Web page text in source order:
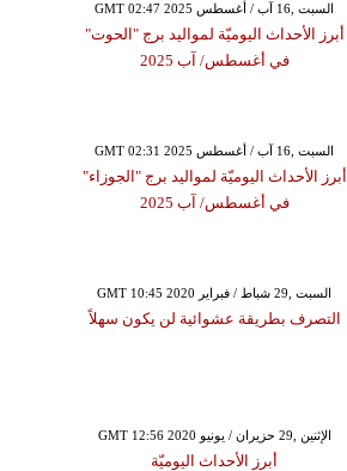
GMT 02:47 2025 السبت ,16 آب / أغسطس
أبرز الأحداث اليوميّة لمواليد برج "الحوت"
في أغسطس/ آب 2025
GMT 02:31 2025 السبت ,16 آب / أغسطس
أبرز الأحداث اليوميّة لمواليد برج "الجوزاء"
في أغسطس/ آب 2025
GMT 10:45 2020 السبت ,29 شباط / فبراير
التصرف بطريقة عشوائية لن يكون سهلاً
GMT 12:56 2020 الإثنين ,29 حزيران / يونيو
أبرز الأحداث اليوميّة